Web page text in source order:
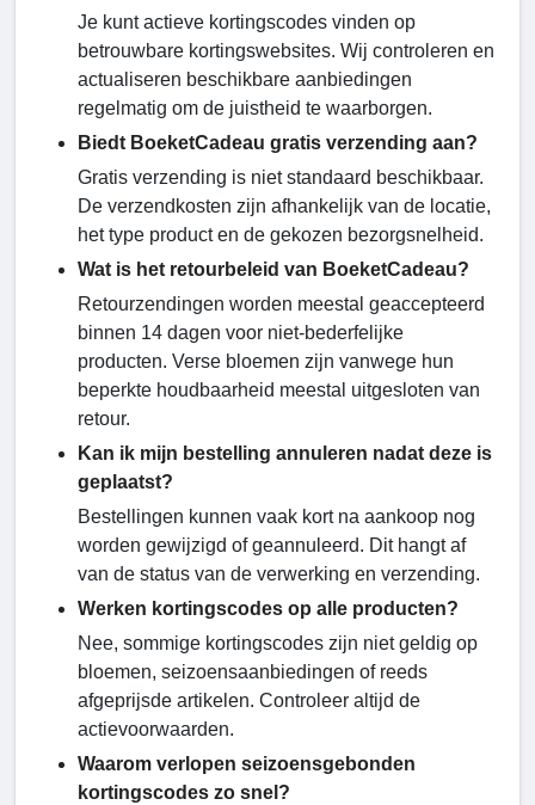
Je kunt actieve kortingscodes vinden op
betrouwbare kortingswebsites. Wij controleren en
actualiseren beschikbare aanbiedingen
regelmatig om de juistheid te waarborgen.
Biedt BoeketCadeau gratis verzending aan?
Gratis verzending is niet standaard beschikbaar.
De verzendkosten zijn afhankelijk van de locatie,
het type product en de gekozen bezorgsnelheid.
Wat is het retourbeleid van BoeketCadeau?
Retourzendingen worden meestal geaccepteerd
binnen 14 dagen voor niet-bederfelijke
producten. Verse bloemen zijn vanwege hun
beperkte houdbaarheid meestal uitgesloten van
retour.
Kan ik mijn bestelling annuleren nadat deze is
geplaatst?
Bestellingen kunnen vaak kort na aankoop nog
worden gewijzigd of geannuleerd. Dit hangt af
van de status van de verwerking en verzending.
Werken kortingscodes op alle producten?
Nee, sommige kortingscodes zijn niet geldig op
bloemen, seizoensaanbiedingen of reeds
afgeprijsde artikelen. Controleer altijd de
actievoorwaarden.
Waarom verlopen seizoensgebonden
kortingscodes zo snel?